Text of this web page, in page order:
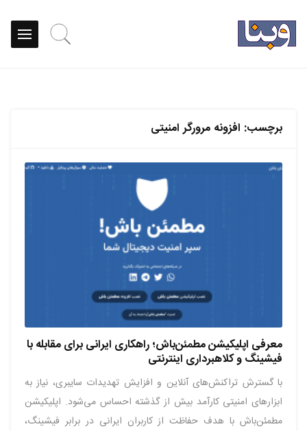
برچسب: افزونه مرورگر امنیتی
معرفی اپلیکیشن مطمئن‌باش؛ راهکاری ایرانی برای مقابله با
فیشینگ و کلاهبرداری اینترنتی
با گسترش تراکنش‌های آنلاین و افزایش تهدیدات سایبری، نیاز به
ابزارهای امنیتی کارآمد بیش از گذشته احساس می‌شود. اپلیکیشن
مطمئن‌باش با هدف حفاظت از کاربران ایرانی در برابر فیشینگ،